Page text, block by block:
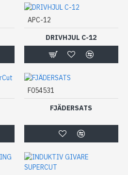
APC-12
DRIVHJUL C-12
F054531
FJÄDERSATS